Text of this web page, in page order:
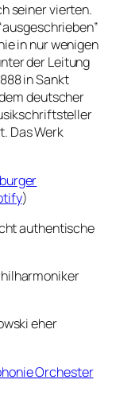
seiner vierten.
in nur wenigen
der Leitung
in Sankt
deutscher
Das Werk
)
authentische
eher
Orchester